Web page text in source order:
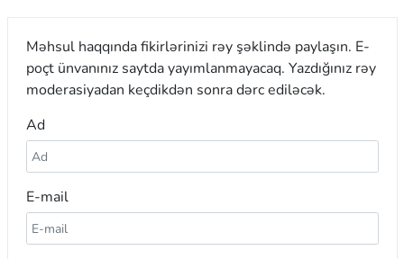
Məhsul haqqında fikirlərinizi rəy şəklində paylaşın. E-
poçt ünvanınız saytda yayımlanmayacaq. Yazdığınız rəy
moderasiyadan keçdikdən sonra dərc ediləcək.
Ad
E-mail